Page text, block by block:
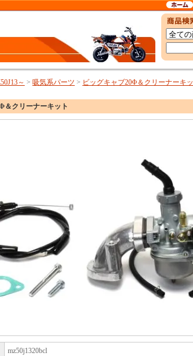
～ > 吸気系パーツ > ビッグキャブ20Φ＆クリーナーキ
＆クリーナーキット
mz50j1320bcl